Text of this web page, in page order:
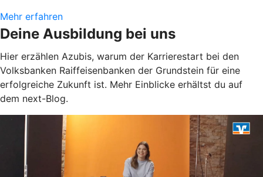
Mehr erfahren
Deine Ausbildung bei uns
Hier erzählen Azubis, warum der Karrierestart bei den
Volksbanken Raiffeisenbanken der Grundstein für eine
erfolgreiche Zukunft ist. Mehr Einblicke erhältst du auf
dem next-Blog.